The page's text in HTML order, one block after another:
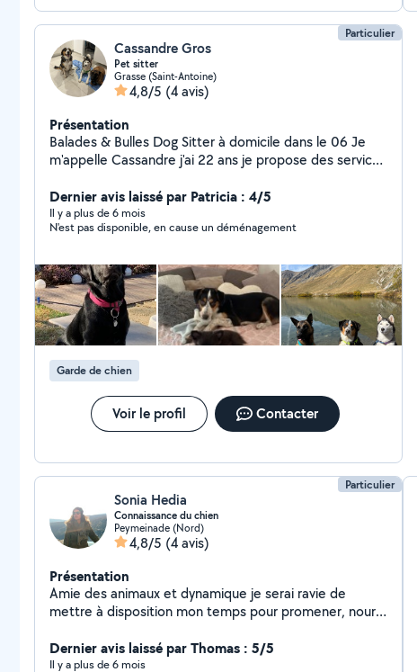
Particulier
Cassandre Gros
Pet sitter
Grasse (Saint-Antoine)
4,8/5 (4 avis)
Présentation
Balades & Bulles Dog Sitter à domicile dans le 06 Je
m'appelle Cassandre j'ai 22 ans je propose des services
directement à votre domicile, avec sérieux et
bienveillance. Mon objectif : offrir à votre compagnon
un environnement sécurisé, adapté et agréable en
Balades avec prise en charge chez vous Sorties nature
et randonnées Forfaits personnalisés selon les besoins
de votre chien . Visite pour chat Je me déplace dans
tout le département des Alpes-Maritimes. N'hésitez
pas à me solliciter pour toute demande d'information
ou pour établir un devis personnalisé. Votre chien est
entre de bonnes mains.
Dernier avis laissé par Patricia : 4/5
Il y a plus de 6 mois
N'est pas disponible, en cause un déménagement
Garde de chien
Voir le profil Contacter
Particulier
Sonia Hedia
Connaissance du chien
Peymeinade (Nord)
4,8/5 (4 avis)
Présentation
Amie des animaux et dynamique je serai ravie de
mettre à disposition mon temps pour promener, nourrir
petits travaux ménagés, faire des courses...
Cordialement Sonia.
Dernier avis laissé par Thomas : 5/5
Il y a plus de 6 mois